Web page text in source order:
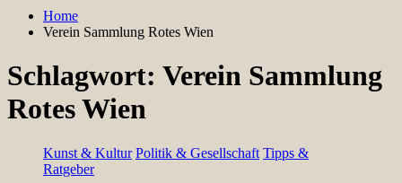
Home
Verein Sammlung Rotes Wien
Schlagwort: Verein Sammlung
Rotes Wien
Kunst & Kultur Politik & Gesellschaft Tipps &
Ratgeber